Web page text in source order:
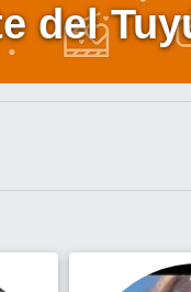
del